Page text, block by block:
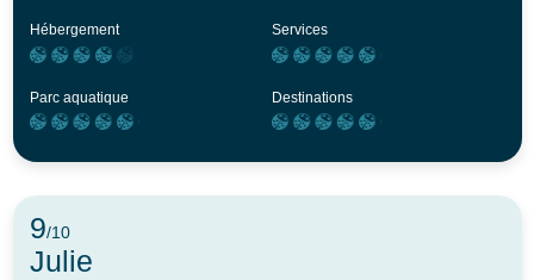
Hébergement Services
Parc aquatique Destinations
9/10
Julie